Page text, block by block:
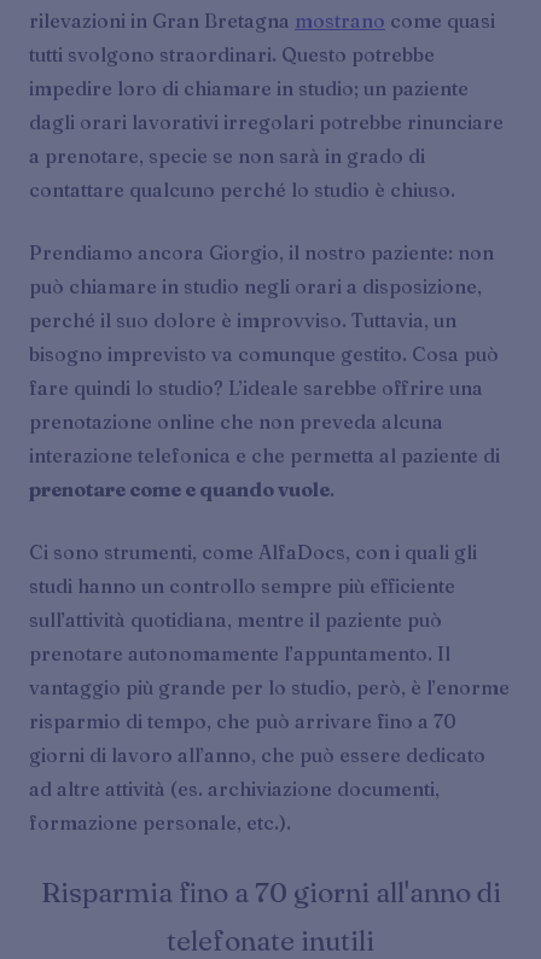
rilevazioni in Gran Bretagna mostrano come quasi
tutti svolgono straordinari. Questo potrebbe
impedire loro di chiamare in studio; un paziente
dagli orari lavorativi irregolari potrebbe rinunciare
a prenotare, specie se non sarà in grado di
contattare qualcuno perché lo studio è chiuso.
Prendiamo ancora Giorgio, il nostro paziente: non
può chiamare in studio negli orari a disposizione,
perché il suo dolore è improvviso. Tuttavia, un
bisogno imprevisto va comunque gestito. Cosa può
fare quindi lo studio? L’ideale sarebbe offrire una
prenotazione online che non preveda alcuna
interazione telefonica e che permetta al paziente di
prenotare come e quando vuole.
Ci sono strumenti, come AlfaDocs, con i quali gli
studi hanno un controllo sempre più efficiente
sull’attività quotidiana, mentre il paziente può
prenotare autonomamente l’appuntamento. Il
vantaggio più grande per lo studio, però, è l’enorme
risparmio di tempo, che può arrivare fino a 70
giorni di lavoro all’anno, che può essere dedicato
ad altre attività (es. archiviazione documenti,
formazione personale, etc.).
Risparmia fino a 70 giorni all'anno di
telefonate inutili